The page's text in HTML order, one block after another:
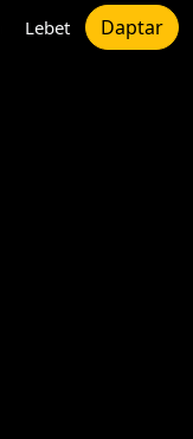
Lebet Daptar